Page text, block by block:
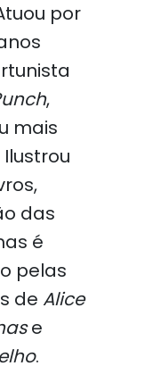
por
,
mais
das
é
pelas
de Alice
e
.